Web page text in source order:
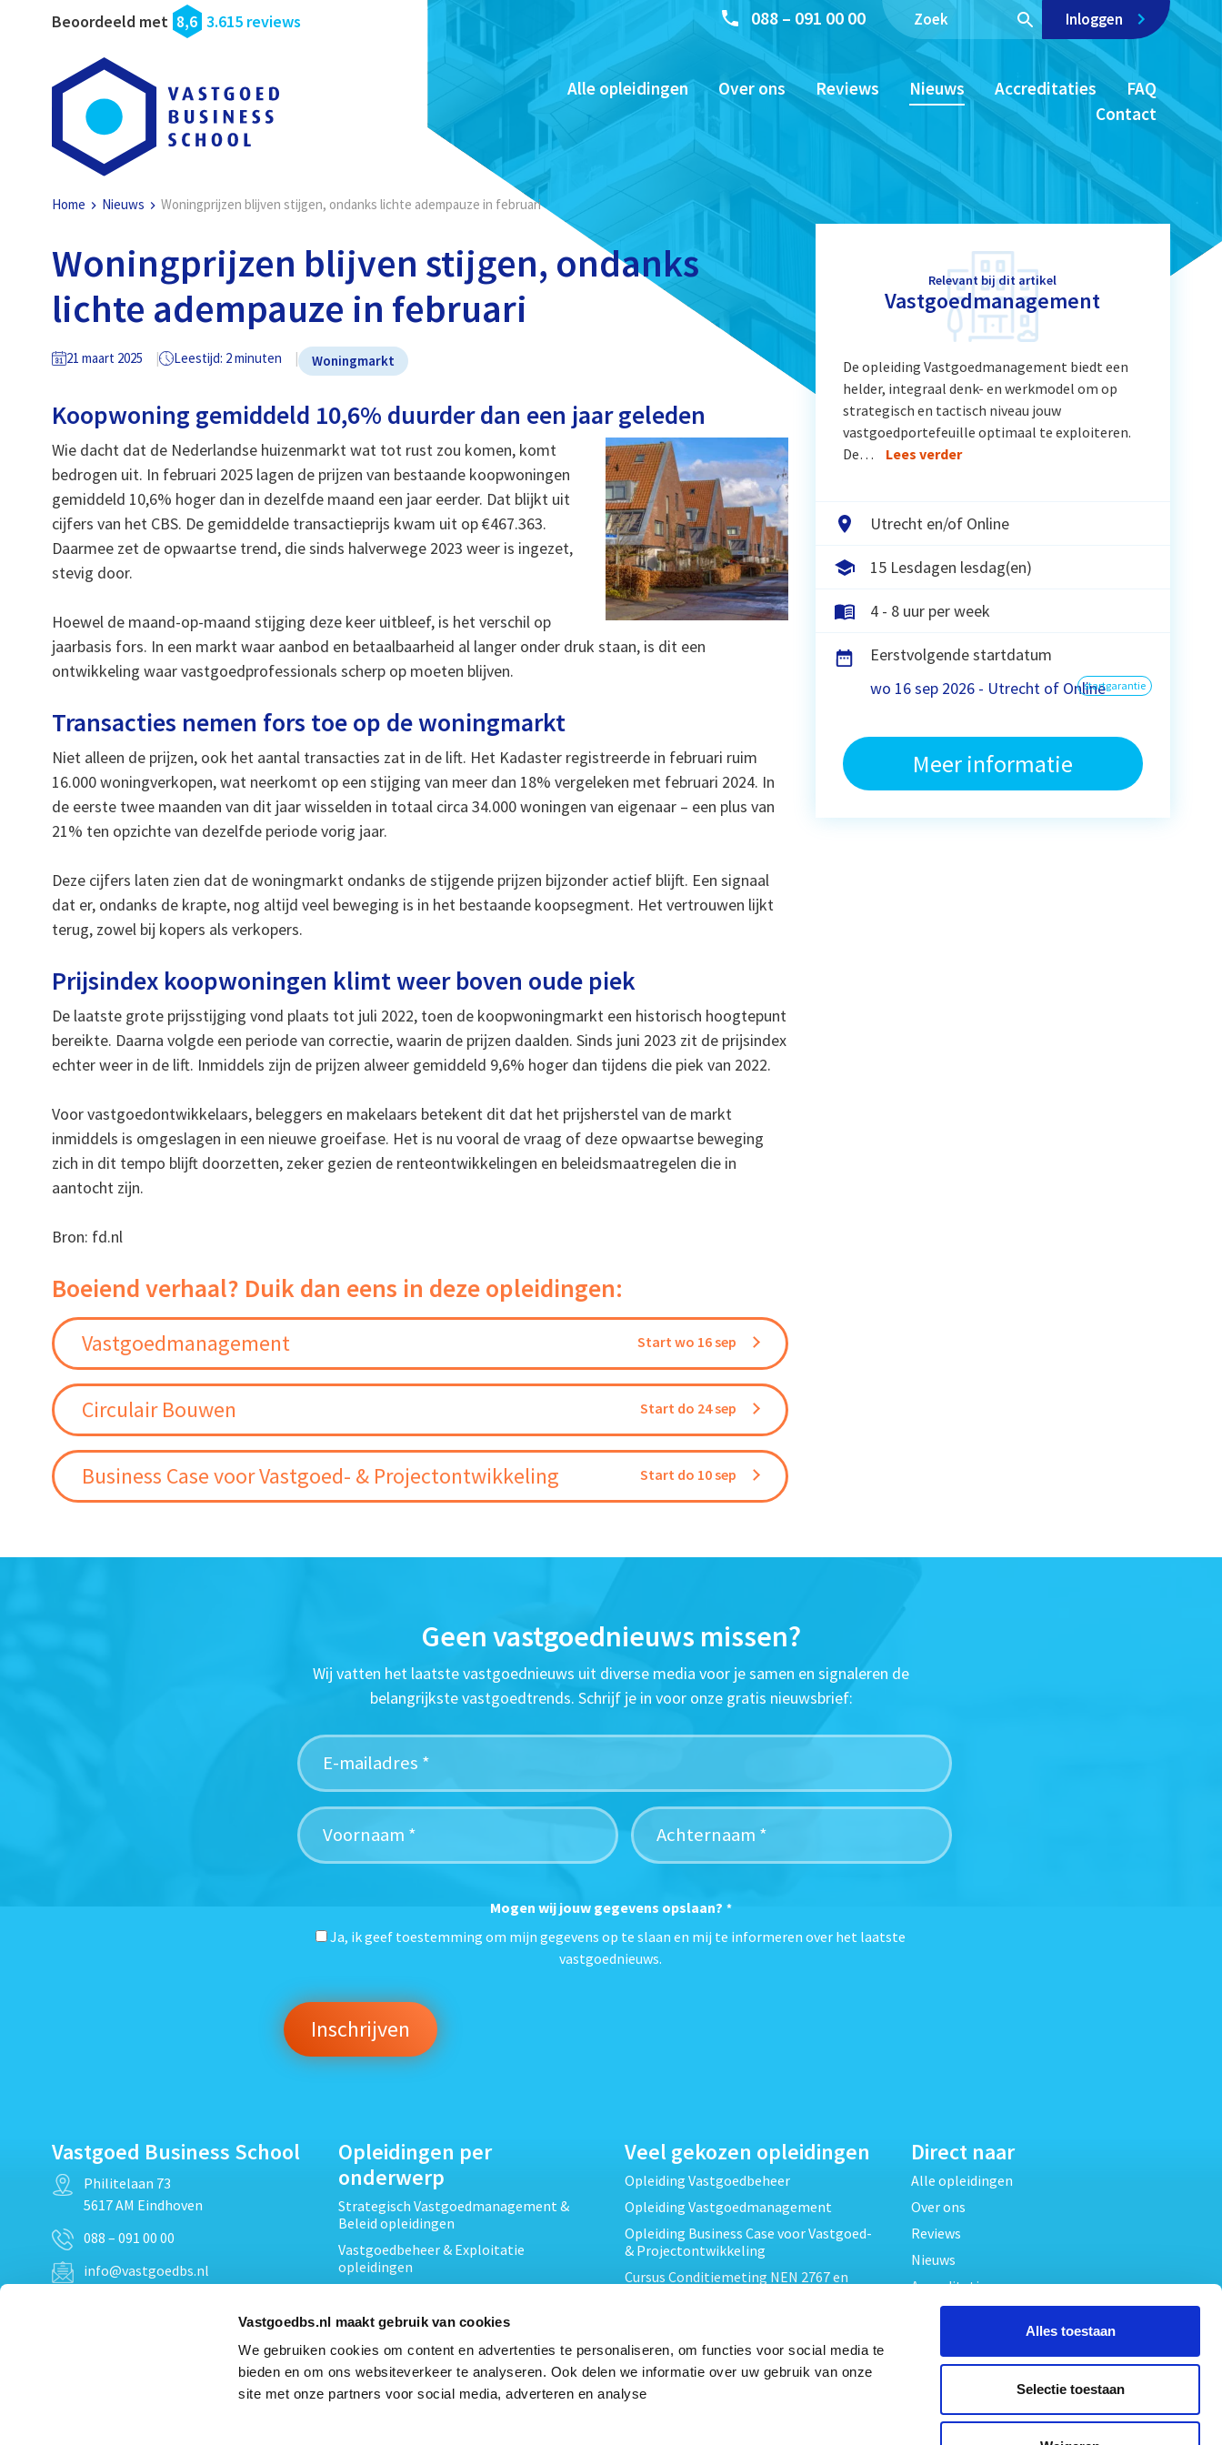
Vastgoedbs.nl maakt gebruik van cookies
We gebruiken cookies om content en advertenties te personaliseren, om functies voor social media te
bieden en om ons websiteverkeer te analyseren. Ook delen we informatie over uw gebruik van onze
site met onze partners voor social media, adverteren en analyse
Alles toestaan
Selectie toestaan
Beoordeeld met 8,6 3.615 reviews 088 – 091 00 00 Inloggen
Alle opleidingen Over ons Reviews Nieuws Accreditaties
FAQ
Contact
Home Nieuws Woningprijzen blijven stijgen, ondanks lichte adempauze in februari
Woningprijzen blijven stijgen, ondanks
lichte adempauze in februari
21 maart 2025 Leestijd: 2 minuten Woningmarkt
Koopwoning gemiddeld 10,6% duurder dan een jaar geleden
Wie dacht dat de Nederlandse huizenmarkt wat tot rust zou komen, komt
bedrogen uit. In februari 2025 lagen de prijzen van bestaande koopwoningen
gemiddeld 10,6% hoger dan in dezelfde maand een jaar eerder. Dat blijkt uit
cijfers van het CBS. De gemiddelde transactieprijs kwam uit op €467.363.
Daarmee zet de opwaartse trend, die sinds halverwege 2023 weer is ingezet,
stevig door.
Hoewel de maand-op-maand stijging deze keer uitbleef, is het verschil op
jaarbasis fors. In een markt waar aanbod en betaalbaarheid al langer onder druk staan, is dit een
ontwikkeling waar vastgoedprofessionals scherp op moeten blijven.
Transacties nemen fors toe op de woningmarkt
Niet alleen de prijzen, ook het aantal transacties zat in de lift. Het Kadaster registreerde in februari ruim
16.000 woningverkopen, wat neerkomt op een stijging van meer dan 18% vergeleken met februari 2024. In
de eerste twee maanden van dit jaar wisselden in totaal circa 34.000 woningen van eigenaar – een plus van
21% ten opzichte van dezelfde periode vorig jaar.
Deze cijfers laten zien dat de woningmarkt ondanks de stijgende prijzen bijzonder actief blijft. Een signaal
dat er, ondanks de krapte, nog altijd veel beweging is in het bestaande koopsegment. Het vertrouwen lijkt
terug, zowel bij kopers als verkopers.
Prijsindex koopwoningen klimt weer boven oude piek
De laatste grote prijsstijging vond plaats tot juli 2022, toen de koopwoningmarkt een historisch hoogtepunt
bereikte. Daarna volgde een periode van correctie, waarin de prijzen daalden. Sinds juni 2023 zit de prijsindex
echter weer in de lift. Inmiddels zijn de prijzen alweer gemiddeld 9,6% hoger dan tijdens die piek van 2022.
Voor vastgoedontwikkelaars, beleggers en makelaars betekent dit dat het prijsherstel van de markt
inmiddels is omgeslagen in een nieuwe groeifase. Het is nu vooral de vraag of deze opwaartse beweging
zich in dit tempo blijft doorzetten, zeker gezien de renteontwikkelingen en beleidsmaatregelen die in
aantocht zijn.
Bron: fd.nl
Boeiend verhaal? Duik dan eens in deze opleidingen:
Vastgoedmanagement Start wo 16 sep
Circulair Bouwen Start do 24 sep
Business Case voor Vastgoed- & Projectontwikkeling Start do 10 sep
Relevant bij dit artikel
Vastgoedmanagement
De opleiding Vastgoedmanagement biedt een
helder, integraal denk- en werkmodel om op
strategisch en tactisch niveau jouw
vastgoedportefeuille optimaal te exploiteren.
De…
Lees verder
Utrecht en/of Online
15 Lesdagen lesdag(en)
4 - 8 uur per week
Eerstvolgende startdatum
wo 16 sep 2026 - Utrecht of Onlinestartgarantie
Meer informatie
Geen vastgoednieuws missen?
Wij vatten het laatste vastgoednieuws uit diverse media voor je samen en signaleren de
belangrijkste vastgoedtrends. Schrijf je in voor onze gratis nieuwsbrief:
Mogen wij jouw gegevens opslaan? *
Ja, ik geef toestemming om mijn gegevens op te slaan en mij te informeren over het laatste
vastgoednieuws.
Vastgoed Business School
Philitelaan 73
5617 AM Eindhoven
088 – 091 00 00
info@vastgoedbs.nl
Opleidingen per
onderwerp
Strategisch Vastgoedmanagement &
Beleid opleidingen
Vastgoedbeheer & Exploitatie
opleidingen
Projectontwikkeling &
Techniek, Onderhoud & Inspectie
Opleidingen
Verduurzaming en Energieprestatie
Veel gekozen opleidingen
Opleiding Vastgoedbeheer
Opleiding Vastgoedmanagement
Opleiding Business Case voor Vastgoed-
& Projectontwikkeling
Cursus Conditiemeting NEN 2767 en
Cursus EP-W Basis Woningen
Opleiding Professioneel VvE-beheer
Opleiding Projectleider Vastgoed
Direct naar
Alle opleidingen
Over ons
Reviews
Nieuws
Accreditaties
Algemene voorwaarden
Privacy verklaring